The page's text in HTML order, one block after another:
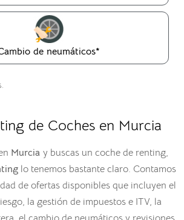
de neumáticos*
de Coches en Murcia
Murcia y buscas un coche de renting,
lo tenemos bastante claro. Contamos
de ofertas disponibles que incluyen el
la gestión de impuestos e ITV, la